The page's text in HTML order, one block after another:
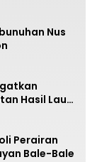
Nus
Hasil Laut
Perairan
Bale-Bale